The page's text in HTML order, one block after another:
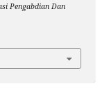
Pengabdian Dan